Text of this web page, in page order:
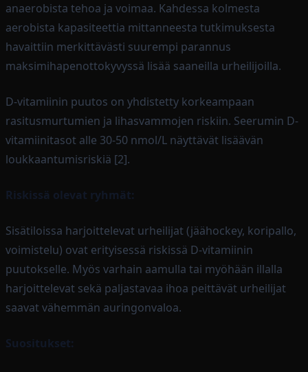
anaerobista tehoa ja voimaa. Kahdessa kolmesta
aerobista kapasiteettia mittanneesta tutkimuksesta
havaittiin merkittävästi suurempi parannus
maksimihapenottokyvyssä lisää saaneilla urheilijoilla.
D-vitamiinin puutos on yhdistetty korkeampaan
rasitusmurtumien ja lihasvammojen riskiin. Seerumin D-
vitamiinitasot alle 30-50 nmol/L näyttävät lisäävän
loukkaantumisriskiä [2].
Riskissä olevat ryhmät:
Sisätiloissa harjoittelevat urheilijat (jäähockey, koripallo,
voimistelu) ovat erityisessä riskissä D-vitamiinin
puutokselle. Myös varhain aamulla tai myöhään illalla
harjoittelevat sekä paljastavaa ihoa peittävät urheilijat
saavat vähemmän auringonvaloa.
Suositukset: